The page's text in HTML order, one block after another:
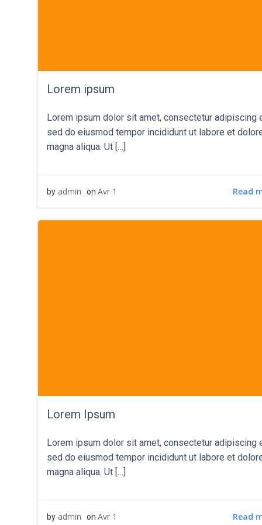
Lorem ipsum
Lorem ipsum dolor sit amet, consectetur adipiscing
sed do eiusmod tempor incididunt ut labore et
magna aliqua. Ut […]
by admin on Avr 1 Read
Lorem Ipsum
Lorem ipsum dolor sit amet, consectetur adipiscing
sed do eiusmod tempor incididunt ut labore et
magna aliqua. Ut […]
by admin on Avr 1 Read